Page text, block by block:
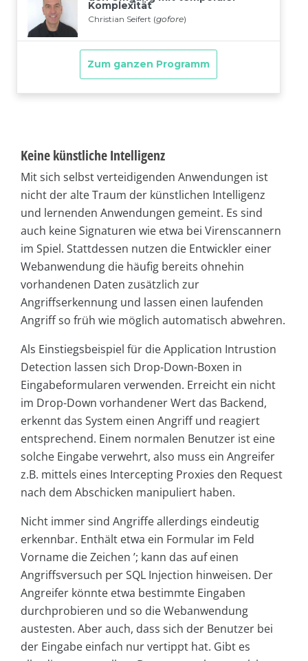
Keine künstliche Intelligenz
Mit sich selbst verteidigenden Anwendungen ist
nicht der alte Traum der künstlichen Intelligenz
und lernenden Anwendungen gemeint. Es sind
auch keine Signaturen wie etwa bei Virenscannern
im Spiel. Stattdessen nutzen die Entwickler einer
Webanwendung die häufig bereits ohnehin
vorhandenen Daten zusätzlich zur
Angriffserkennung und lassen einen laufenden
Angriff so früh wie möglich automatisch abwehren.
Als Einstiegsbeispiel für die Application Intrustion
Detection lassen sich Drop-Down-Boxen in
Eingabeformularen verwenden. Erreicht ein nicht
im Drop-Down vorhandener Wert das Backend,
erkennt das System einen Angriff und reagiert
entsprechend. Einem normalen Benutzer ist eine
solche Eingabe verwehrt, also muss ein Angreifer
z.B. mittels eines Intercepting Proxies den Request
nach dem Abschicken manipuliert haben.
Nicht immer sind Angriffe allerdings eindeutig
erkennbar. Enthält etwa ein Formular im Feld
Vorname die Zeichen ’; kann das auf einen
Angriffsversuch per SQL Injection hinweisen. Der
Angreifer könnte etwa bestimmte Eingaben
durchprobieren und so die Webanwendung
austesten. Aber auch, dass sich der Benutzer bei
der Eingabe einfach nur vertippt hat. Gibt es